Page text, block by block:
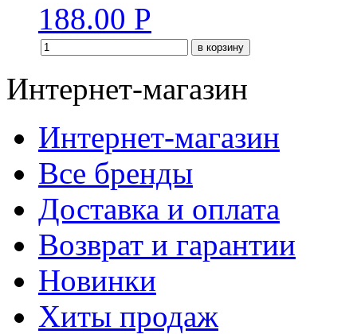
188.00 Р
в корзину
Интернет-магазин
Интернет-магазин
Все бренды
Доставка и оплата
Возврат и гарантии
Новинки
Хиты продаж